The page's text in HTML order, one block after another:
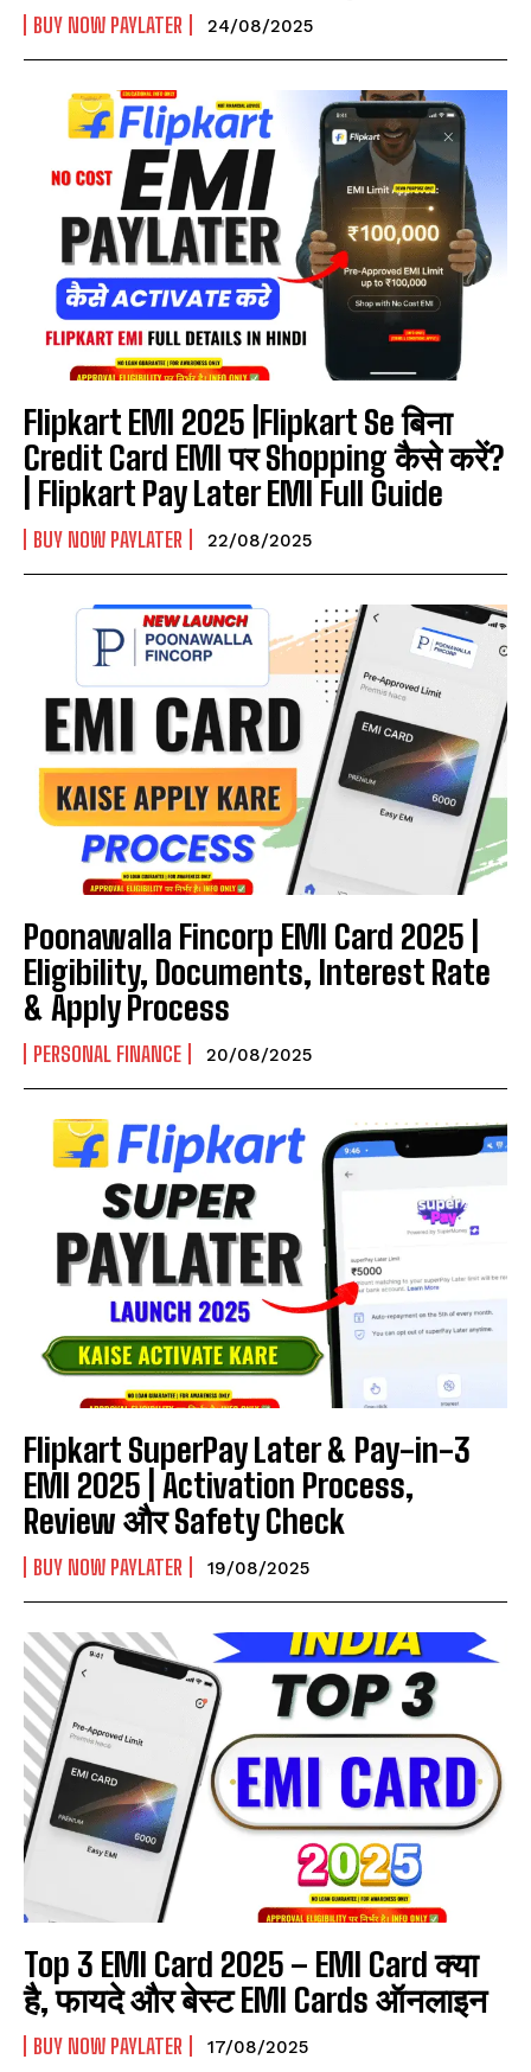
I've read and accept thePrivacy Policy.
BUY NOW PAYLATER 24/08/2025
Flipkart EMI 2025 |Flipkart Se बिना
Credit Card EMI पर Shopping कैसे करें?
| Flipkart Pay Later EMI Full Guide
BUY NOW PAYLATER 22/08/2025
Poonawalla Fincorp EMI Card 2025 |
Eligibility, Documents, Interest Rate
& Apply Process
PERSONAL FINANCE 20/08/2025
Flipkart SuperPay Later & Pay-in-3
EMI 2025 | Activation Process,
Review और Safety Check
BUY NOW PAYLATER 19/08/2025
Top 3 EMI Card 2025 – EMI Card क्या
है, फायदे और बेस्ट EMI Cards ऑनलाइन
BUY NOW PAYLATER 17/08/2025